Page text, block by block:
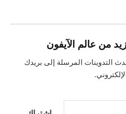
من عالم الآيفون
التدوينات المرسلة إلى بريدك